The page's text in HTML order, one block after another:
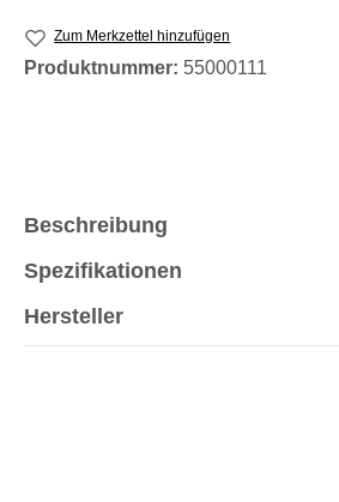
Zum Merkzettel hinzufügen
Produktnummer: 55000111
Beschreibung
Spezifikationen
Hersteller